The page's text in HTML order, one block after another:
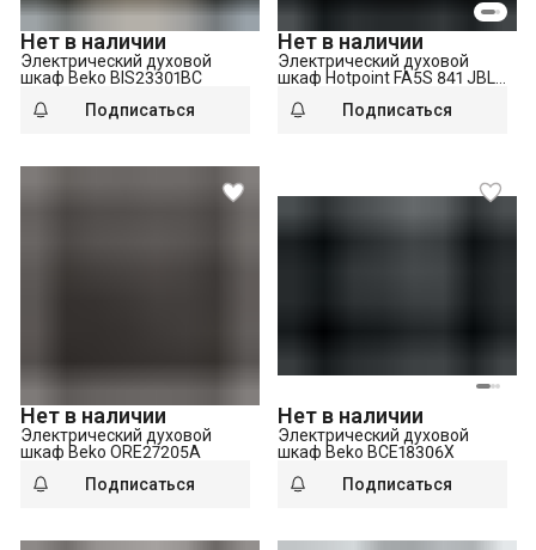
Нет в наличии
Электрический духовой
шкаф Beko BIS23301BC
Подписаться
Нет в наличии
Электрический духовой
шкаф Hotpoint FA5S 841 JBLG
Подписаться
Нет в наличии
Электрический духовой
шкаф Beko ORE27205A
Подписаться
Нет в наличии
Электрический духовой
шкаф Beko BCE18306X
Подписаться